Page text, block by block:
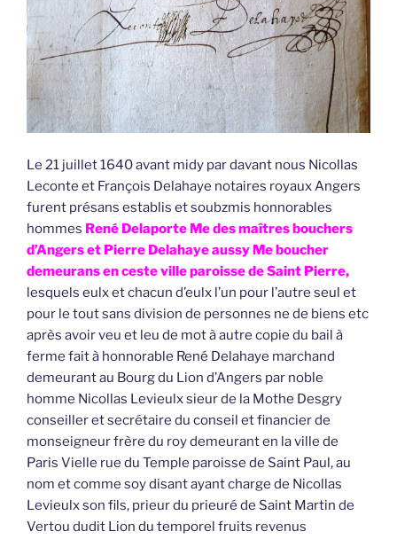
Le 21 juillet 1640 avant midy par davant nous Nicollas
Leconte et François Delahaye notaires royaux Angers
furent présans establis et soubzmis honnorables
hommes René Delaporte Me des maîtres bouchers
d’Angers et Pierre Delahaye aussy Me boucher
demeurans en ceste ville paroisse de Saint Pierre,
lesquels eulx et chacun d’eulx l’un pour l’autre seul et
pour le tout sans division de personnes ne de biens etc
après avoir veu et leu de mot à autre copie du bail à
ferme fait à honnorable René Delahaye marchand
demeurant au Bourg du Lion d’Angers par noble
homme Nicollas Levieulx sieur de la Mothe Desgry
conseiller et secrétaire du conseil et financier de
monseigneur frère du roy demeurant en la ville de
Paris Vielle rue du Temple paroisse de Saint Paul, au
nom et comme soy disant ayant charge de Nicollas
Levieulx son fils, prieur du prieuré de Saint Martin de
Vertou dudit Lion du temporel fruits revenus